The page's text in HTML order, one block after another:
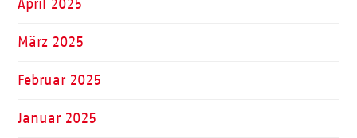
April 2025
März 2025
Februar 2025
Januar 2025